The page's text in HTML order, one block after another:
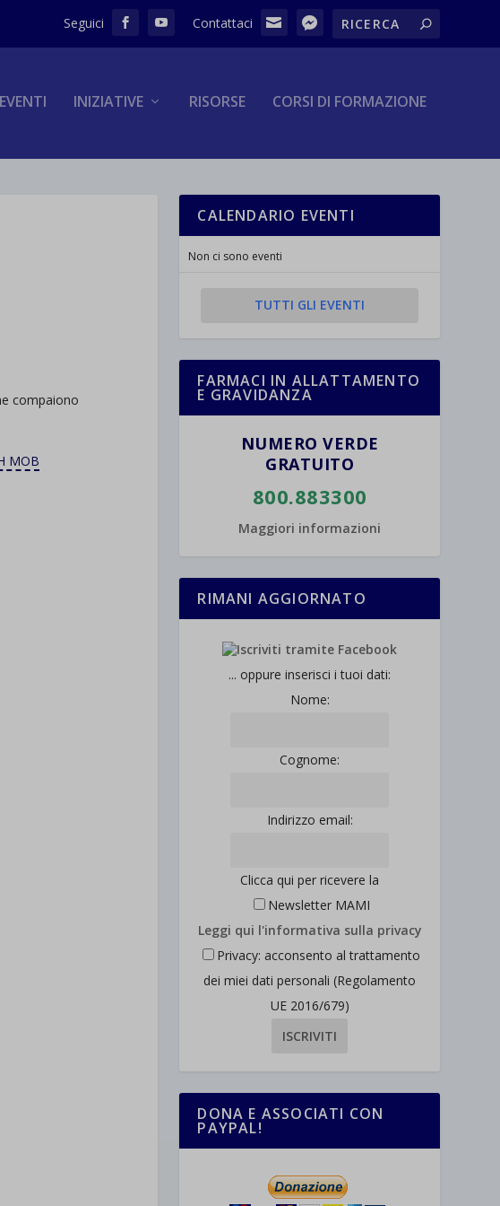
EVENTI INIZIATIVE RISORSE CORSI DI FORMAZIONE
compaiono
MOB
CALENDARIO EVENTI
Non ci sono eventi
TUTTI GLI EVENTI
FARMACI IN ALLATTAMENTO
E GRAVIDANZA
NUMERO VERDE
GRATUITO
800.883300
Maggiori informazioni
RIMANI AGGIORNATO
... oppure inserisci i tuoi dati:
Nome:
Cognome:
Indirizzo email:
Clicca qui per ricevere la
Newsletter MAMI
Leggi qui l'informativa sulla privacy
Privacy: acconsento al trattamento
dei miei dati personali (Regolamento
UE 2016/679)
DONA E ASSOCIATI CON
PAYPAL!